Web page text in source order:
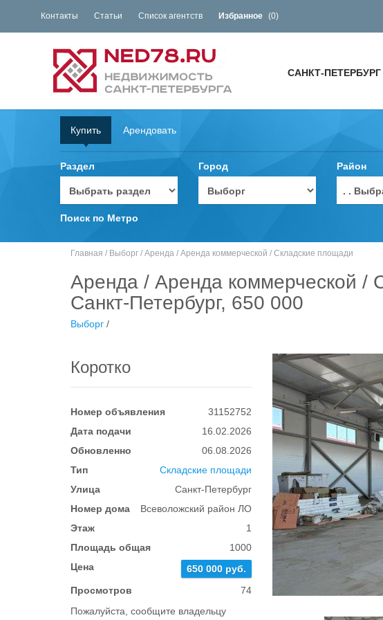
Контакты Статьи Список агентств Избранное (0)
САНКТ-
Купить Арендовать
Раздел Город Район
. .
Поиск по Метро
Главная / Выборг / Аренда / Аренда коммерческой / Складские площади
Аренда / Аренда коммерческой /
Санкт-Петербург, 650 000
Выборг /
Коротко
Номер объявления
31152752
Дата подачи
16.02.2026
Обновленно
06.08.2026
Тип
Складские площади
Улица
Санкт-Петербург
Номер дома
Всеволожский район ЛО
Этаж
1
Площадь общая
1000
Цена
650 000 руб.
Просмотров
74
Пожалуйста, сообщите владельцу